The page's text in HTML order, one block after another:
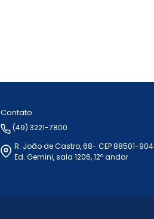
Contato
(49) 3221-7800
R. João de Castro, 68- CEP 88501-904
Ed. Gemini, sala 1206, 12º andar